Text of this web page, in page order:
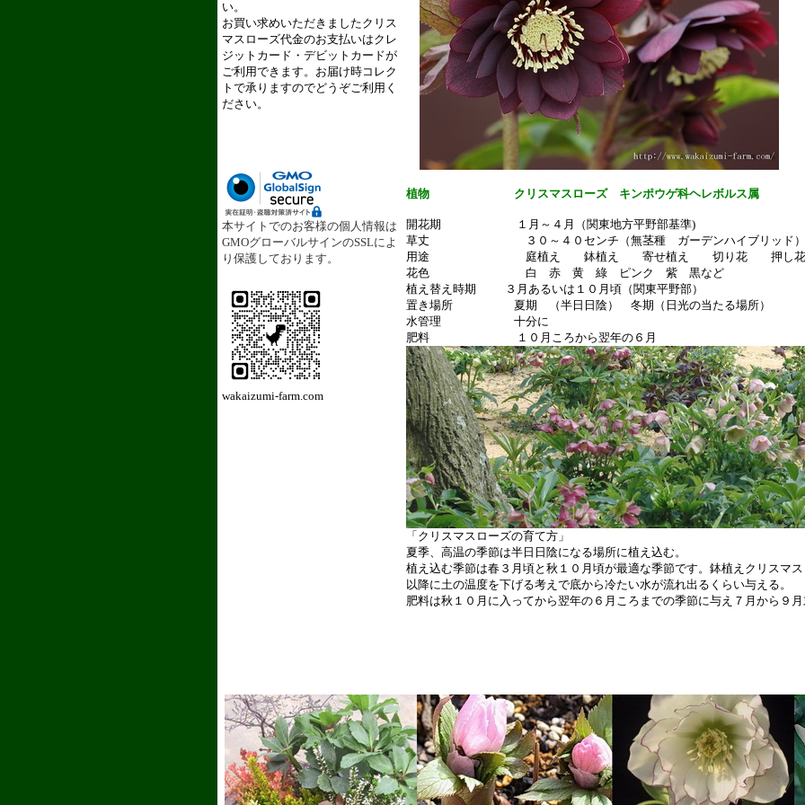
い。
お買い求めいただきましたクリス
マスローズ代金のお支払いはクレ
ジットカード・デビットカードが
ご利用できます。お届け時コレク
トで承りますのでどうぞご利用く
ださい。
本サイトでのお客様の個人情報は
GMOグローバルサインのSSLによ
り保護しております。
wakaizumi-farm.com
植物 クリスマスローズ キンポウゲ科ヘレボルス属
開花期 １月～４月（関東地方平野部基準)
草丈 ３０～４０センチ（無茎種 ガーデンハイブリッド）
用途 庭植え 鉢植え 寄せ植え 切り花 押し花
花色 白 赤 黄 綠 ピンク 紫 黒など
植え替え時期 ３月あるいは１０月頃（関東平野部）
置き場所 夏期 （半日日陰） 冬期（日光の当たる場所）
水管理 十分に
肥料 １０月ころから翌年の６月
「クリスマスローズの育て方」
夏季、高温の季節は半日日陰になる場所に植え込む。
植え込む季節は春３月頃と秋１０月頃が最適な季節です。鉢植えクリスマ
以降に土の温度を下げる考えで底から冷たい水が流れ出るくらい与える。
肥料は秋１０月に入ってから翌年の６月ころまでの季節に与え７月から９